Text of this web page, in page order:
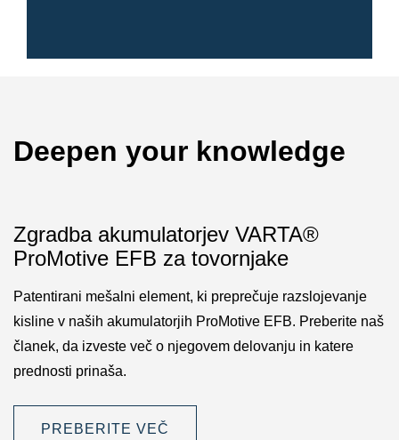
Deepen your knowledge
Zgradba akumulatorjev VARTA®
ProMotive EFB za tovornjake
Patentirani mešalni element, ki preprečuje razslojevanje
kisline v naših akumulatorjih ProMotive EFB. Preberite naš
članek, da izveste več o njegovem delovanju in katere
prednosti prinaša.
PREBERITE VEČ